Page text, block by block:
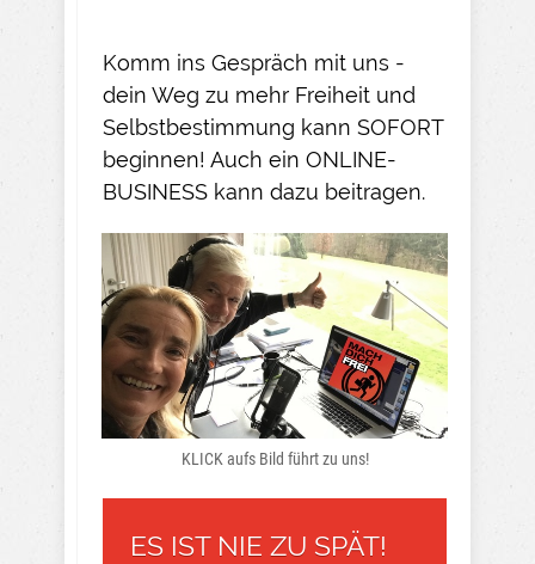
Komm ins Gespräch mit uns -
dein Weg zu mehr Freiheit und
Selbstbestimmung kann SOFORT
beginnen! Auch ein ONLINE-
BUSINESS kann dazu beitragen.
KLICK aufs Bild führt zu uns!
ES IST NIE ZU SPÄT!